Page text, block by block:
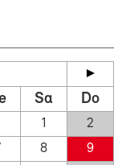
Sa Do
1
2
8
9